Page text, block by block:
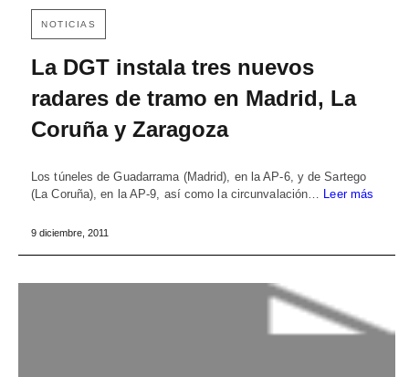
NOTICIAS
La DGT instala tres nuevos
radares de tramo en Madrid, La
Coruña y Zaragoza
Los túneles de Guadarrama (Madrid), en la AP-6, y de Sartego
(La Coruña), en la AP-9, así como la circunvalación… Leer más
9 diciembre, 2011